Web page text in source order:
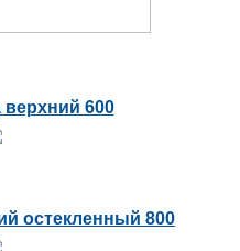
600
остекленный 800